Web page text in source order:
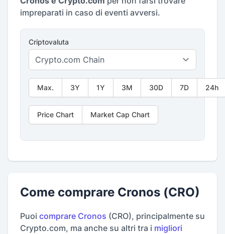
impreparati in caso di eventi avversi.
Criptovaluta
Max. 3Y 1Y 3M 30D 7D 24h
Price Chart Market Cap Chart
Come comprare Cronos (CRO)
Puoi comprare Cronos (CRO), principalmente su
Crypto.com, ma anche su altri tra i migliori